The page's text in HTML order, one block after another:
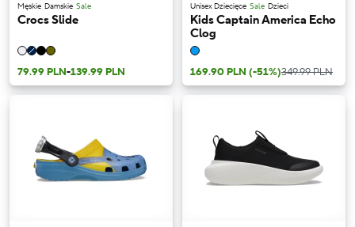
Męskie Damskie Sale
Crocs Slide
79.99 PLN-139.99 PLN
Unisex Dziecięce Sale Dzieci
Kids Captain America Echo
Clog
169.90 PLN (-51%)349.99 PLN